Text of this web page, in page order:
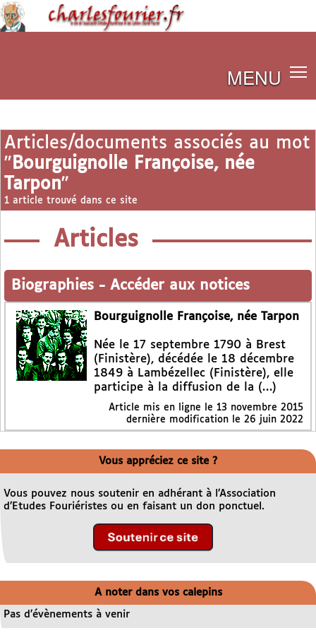
MENU
Articles/documents associés au mot
" Bourguignolle Françoise, née
Tarpon"
1 article trouvé dans ce site
Articles
Biographies - Accéder aux notices
Bourguignolle Françoise, née Tarpon
Née le 17 septembre 1790 à Brest
(Finistère), décédée le 18 décembre
1849 à Lambézellec (Finistère), elle
participe à la diffusion de la (…)
Article mis en ligne le 13 novembre 2015
dernière modification le 26 juin 2022
Vous appréciez ce site ?
Vous pouvez nous soutenir en adhérant à l’Association
d’Etudes Fouriéristes ou en faisant un don ponctuel.
A noter dans vos calepins
Pas d’évènements à venir